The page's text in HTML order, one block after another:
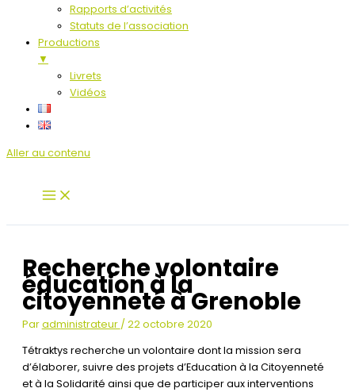
Rapports d’activités
Statuts de l’association
Productions
▼
Livrets
Vidéos
Aller au contenu
Recherche volontaire
éducation à la
citoyenneté à Grenoble
Paradministrateur / 22 octobre 2020
Tétraktys recherche un volontaire dont la mission sera
d’élaborer, suivre des projets d’Education à la Citoyenneté
et à la Solidarité ainsi que de participer aux interventions